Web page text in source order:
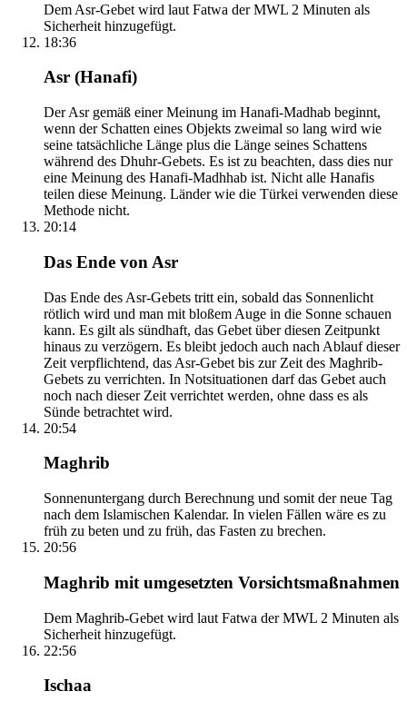
Dem Asr-Gebet wird laut Fatwa der MWL 2 Minuten als
Sicherheit hinzugefügt.
18:36
Asr (Hanafi)
Der Asr gemäß einer Meinung im Hanafi-Madhab beginnt,
wenn der Schatten eines Objekts zweimal so lang wird wie
seine tatsächliche Länge plus die Länge seines Schattens
während des Dhuhr-Gebets. Es ist zu beachten, dass dies nur
eine Meinung des Hanafi-Madhhab ist. Nicht alle Hanafis
teilen diese Meinung. Länder wie die Türkei verwenden diese
Methode nicht.
20:14
Das Ende von Asr
Das Ende des Asr-Gebets tritt ein, sobald das Sonnenlicht
rötlich wird und man mit bloßem Auge in die Sonne schauen
kann. Es gilt als sündhaft, das Gebet über diesen Zeitpunkt
hinaus zu verzögern. Es bleibt jedoch auch nach Ablauf dieser
Zeit verpflichtend, das Asr-Gebet bis zur Zeit des Maghrib-
Gebets zu verrichten. In Notsituationen darf das Gebet auch
noch nach dieser Zeit verrichtet werden, ohne dass es als
Sünde betrachtet wird.
20:54
Maghrib
Sonnenuntergang durch Berechnung und somit der neue Tag
nach dem Islamischen Kalendar. In vielen Fällen wäre es zu
früh zu beten und zu früh, das Fasten zu brechen.
20:56
Maghrib mit umgesetzten Vorsichtsmaßnahmen
Dem Maghrib-Gebet wird laut Fatwa der MWL 2 Minuten als
Sicherheit hinzugefügt.
22:56
Ischaa